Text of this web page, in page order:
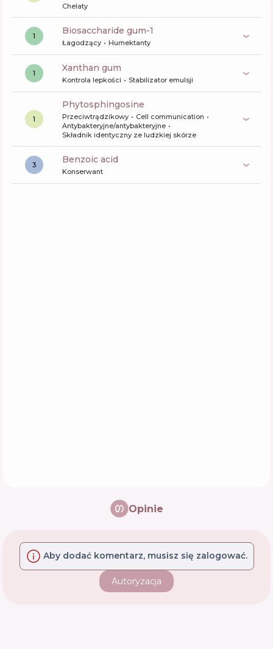
Chelaty
1 biosaccharide gum-1
Łagodzący Humektanty
1 xanthan gum
Kontrola lepkości Stabilizator emulsji
1
phytosphingosine
Przeciwtrądzikowy
Cell communication
Antybakteryjne/antybakteryjne
Składnik identyczny ze ludzkiej skórze
3 benzoic acid
Konserwant
Opinie
Aby dodać komentarz, musisz się zalogować.
Autoryzacja